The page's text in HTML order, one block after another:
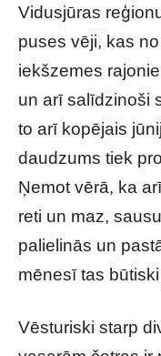
Vidusjūras
puses vēji, kas
iekšzemes
un arī salīdzinoši
to arī kopējais
daudzums tiek
Ņemot vērā, ka
reti un maz,
palielinās un
mēnesī tas
Vēsturiski starp